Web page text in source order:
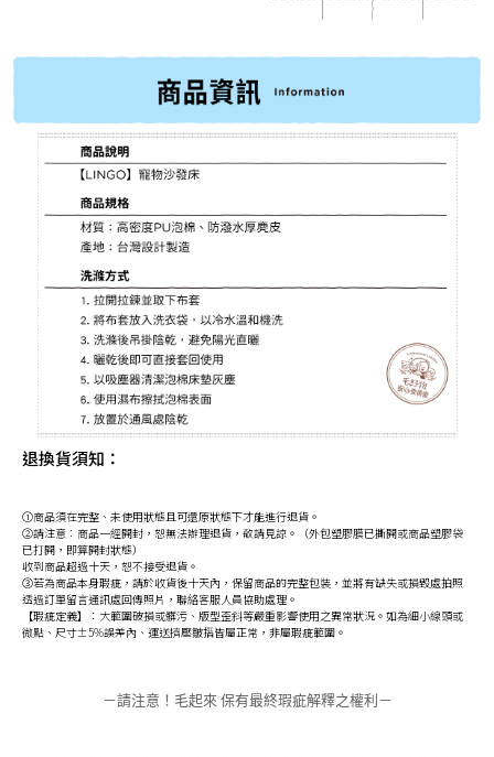
退換貨須知：
①商品須在完整、未使用狀態且可還原狀態下才能進行退貨。
②請注意：商品一經開封，恕無法辦理退貨，敬請見諒。（外包塑膠膜已撕開或商品塑膠袋
已打開，即算開封狀態）
收到商品超過十天，恕不接受退貨。
③若為商品本身瑕疵，請於收貨後十天內，保留商品的完整包裝，並將有缺失或損毀處拍照
透過訂單留言通訊處回傳照片，聯絡客服人員協助處理。
【瑕疵定義】：大範圍破損或髒污、版型歪斜等嚴重影響使用之異常狀況。如為細小線頭或
微點、尺寸±5%誤差內、運送擠壓皺摺皆屬正常，非屬瑕疵範圍。
－請注意！毛起來 保有最終瑕疵解釋之權利－